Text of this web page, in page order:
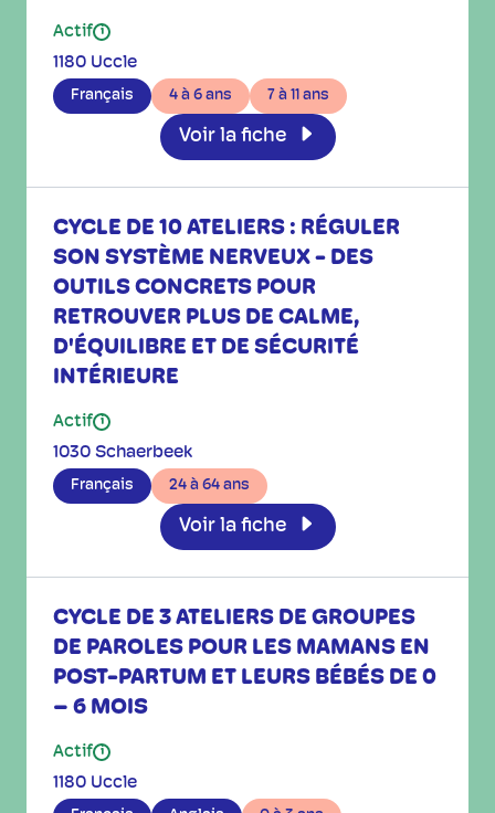
Actif i
1180 Uccle
Français 4 à 6 ans 7 à 11 ans
Voir la fiche
CYCLE DE 10 ATELIERS : RÉGULER
SON SYSTÈME NERVEUX - DES
OUTILS CONCRETS POUR
RETROUVER PLUS DE CALME,
D'ÉQUILIBRE ET DE SÉCURITÉ
INTÉRIEURE
Actif i
1030 Schaerbeek
Français 24 à 64 ans
Voir la fiche
CYCLE DE 3 ATELIERS DE GROUPES
DE PAROLES POUR LES MAMANS EN
POST-PARTUM ET LEURS BÉBÉS DE 0
– 6 MOIS
Actif i
1180 Uccle